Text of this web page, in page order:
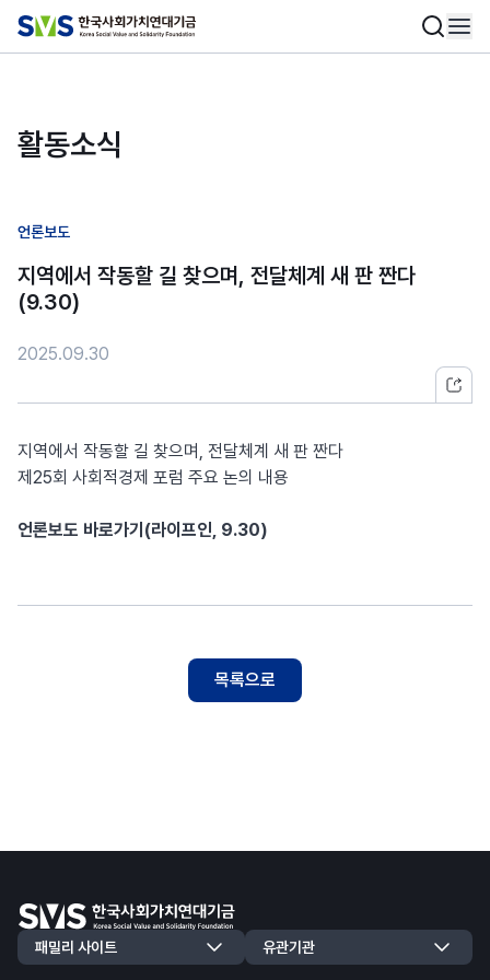
활동소식
언론보도
지역에서 작동할 길 찾으며, 전달체계 새 판 짠다
(9.30)
2025.09.30
지역에서 작동할 길 찾으며, 전달체계 새 판 짠다
제25회 사회적경제 포럼 주요 논의 내용
언론보도 바로가기(라이프인, 9.30)
목록으로